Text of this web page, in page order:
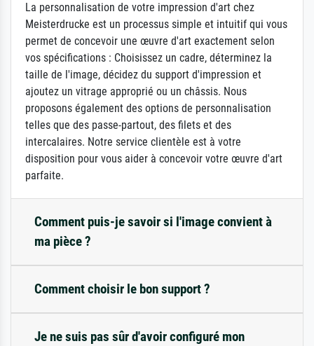
La personnalisation de votre impression d'art chez
Meisterdrucke est un processus simple et intuitif qui vous
permet de concevoir une œuvre d'art exactement selon
vos spécifications : Choisissez un cadre, déterminez la
taille de l'image, décidez du support d'impression et
ajoutez un vitrage approprié ou un châssis. Nous
proposons également des options de personnalisation
telles que des passe-partout, des filets et des
intercalaires. Notre service clientèle est à votre
disposition pour vous aider à concevoir votre œuvre d'art
parfaite.
Comment puis-je savoir si l'image convient à
ma pièce ?
Comment choisir le bon support ?
Je ne suis pas sûr d'avoir configuré mon